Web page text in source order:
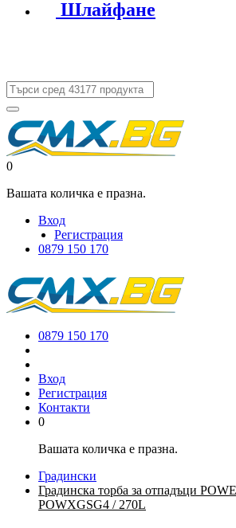
Шлайфане
0
Вашата количка е празна.
Вход
Регистрация
0879 150 170
0879 150 170
Вход
Регистрация
Контакти
0
Вашата количка е празна.
Градински
Градинска торба за отпадъци
POWXGSG4 / 270L